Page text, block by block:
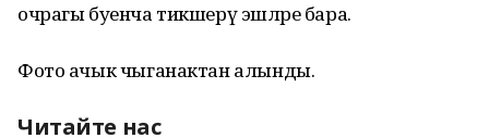
очрагы буенча тикшерү эшләре бара.
Фото ачык чыганактан алынды.
Читайте нас